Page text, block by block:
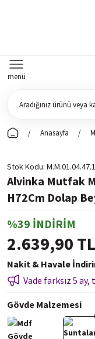
menü
Anasayfa
Stok Kodu
Alvinka Mutfak
H72Cm Dolap
%39 İNDİRİM
2.639,90 TL
Nakit & Havale
Vade farksız 5
Gövde Malzemesi